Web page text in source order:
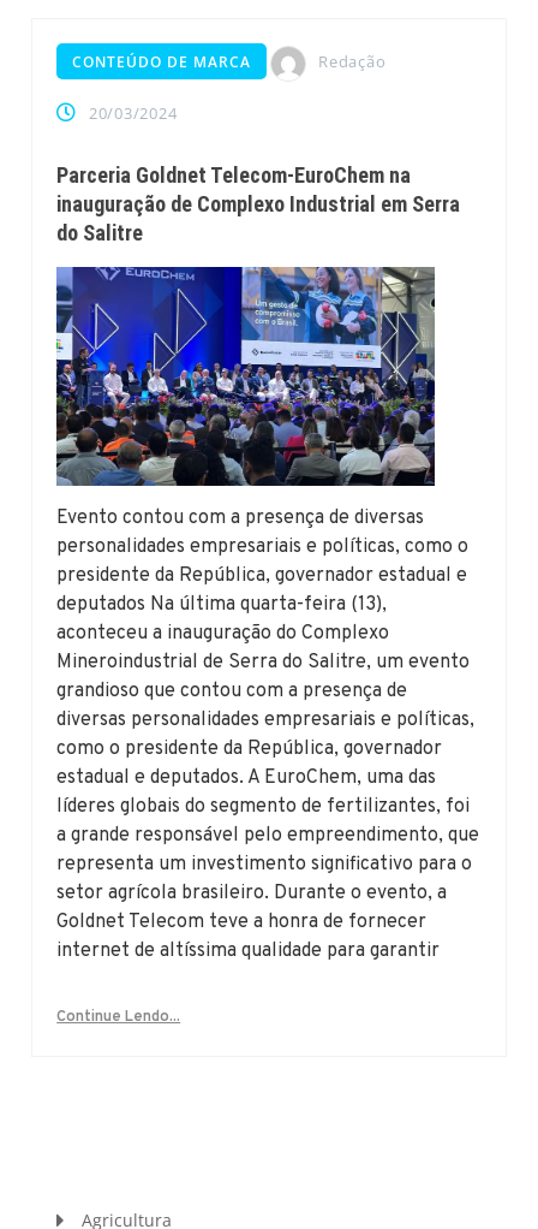
CONTEÚDO DE MARCA Redação
20/03/2024
Parceria Goldnet Telecom-EuroChem na
inauguração de Complexo Industrial em Serra
do Salitre
Evento contou com a presença de diversas
personalidades empresariais e políticas, como o
presidente da República, governador estadual e
deputados Na última quarta-feira (13),
aconteceu a inauguração do Complexo
Mineroindustrial de Serra do Salitre, um evento
grandioso que contou com a presença de
diversas personalidades empresariais e políticas,
como o presidente da República, governador
estadual e deputados. A EuroChem, uma das
líderes globais do segmento de fertilizantes, foi
a grande responsável pelo empreendimento, que
representa um investimento significativo para o
setor agrícola brasileiro. Durante o evento, a
Goldnet Telecom teve a honra de fornecer
internet de altíssima qualidade para garantir
Continue Lendo...
Agricultura